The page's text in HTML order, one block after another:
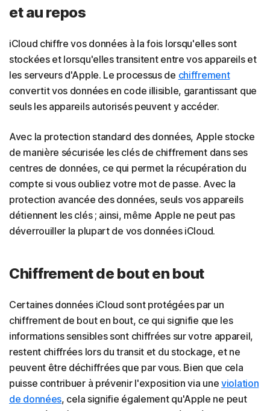
et au repos
iCloud chiffre vos données à la fois lorsqu'elles sont
stockées et lorsqu'elles transitent entre vos appareils et
les serveurs d'Apple. Le processus de chiffrement
convertit vos données en code illisible, garantissant que
seuls les appareils autorisés peuvent y accéder.
Avec la protection standard des données, Apple stocke
de manière sécurisée les clés de chiffrement dans ses
centres de données, ce qui permet la récupération du
compte si vous oubliez votre mot de passe. Avec la
protection avancée des données, seuls vos appareils
détiennent les clés ; ainsi, même Apple ne peut pas
déverrouiller la plupart de vos données iCloud.
Chiffrement de bout en bout
Certaines données iCloud sont protégées par un
chiffrement de bout en bout, ce qui signifie que les
informations sensibles sont chiffrées sur votre appareil,
restent chiffrées lors du transit et du stockage, et ne
peuvent être déchiffrées que par vous. Bien que cela
puisse contribuer à prévenir l'exposition via uneviolation
de données, cela signifie également qu'Apple ne peut